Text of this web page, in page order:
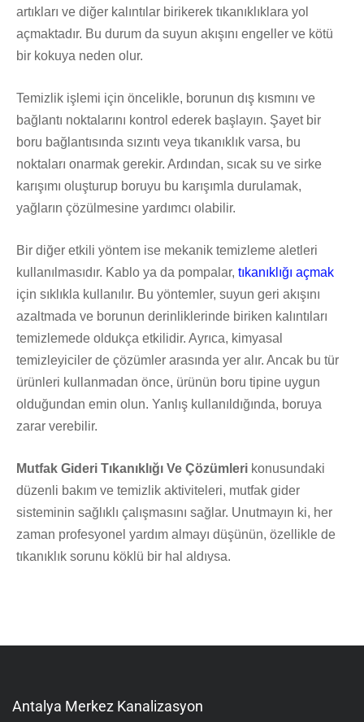
artıkları ve diğer kalıntılar birikerek tıkanıklıklara yol
açmaktadır. Bu durum da suyun akışını engeller ve kötü
bir kokuya neden olur.
Temizlik işlemi için öncelikle, borunun dış kısmını ve
bağlantı noktalarını kontrol ederek başlayın. Şayet bir
boru bağlantısında sızıntı veya tıkanıklık varsa, bu
noktaları onarmak gerekir. Ardından, sıcak su ve sirke
karışımı oluşturup boruyu bu karışımla durulamak,
yağların çözülmesine yardımcı olabilir.
Bir diğer etkili yöntem ise mekanik temizleme aletleri
kullanılmasıdır. Kablo ya da pompalar, tıkanıklığı açmak
için sıklıkla kullanılır. Bu yöntemler, suyun geri akışını
azaltmada ve borunun derinliklerinde biriken kalıntıları
temizlemede oldukça etkilidir. Ayrıca, kimyasal
temizleyiciler de çözümler arasında yer alır. Ancak bu tür
ürünleri kullanmadan önce, ürünün boru tipine uygun
olduğundan emin olun. Yanlış kullanıldığında, boruya
zarar verebilir.
Mutfak Gideri Tıkanıklığı Ve Çözümleri konusundaki
düzenli bakım ve temizlik aktiviteleri, mutfak gider
sisteminin sağlıklı çalışmasını sağlar. Unutmayın ki, her
zaman profesyonel yardım almayı düşünün, özellikle de
tıkanıklık sorunu köklü bir hal aldıysa.
Antalya Merkez Kanalizasyon